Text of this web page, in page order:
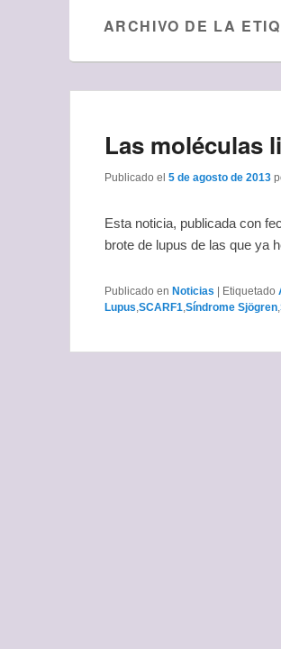
ARCHIVO DE LA
Las moléculas
Publicado el 5 de agosto de 2013
Esta noticia, publicada con
brote de lupus de las que ya
Publicado en Noticias | Etiquetado
Lupus SCARF1 Síndrome Sjögren